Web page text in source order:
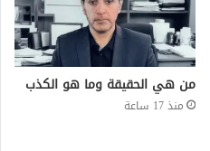
من هي الحقيقة وما هو الكذب
منذ 17 ساعة